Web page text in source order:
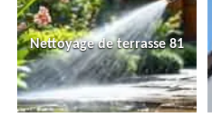
Nettoyage de terrasse 81